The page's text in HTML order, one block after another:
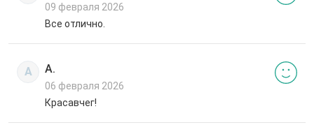
09 февраля 2026
Все отлично.
А А.
06 февраля 2026
Красавчег!